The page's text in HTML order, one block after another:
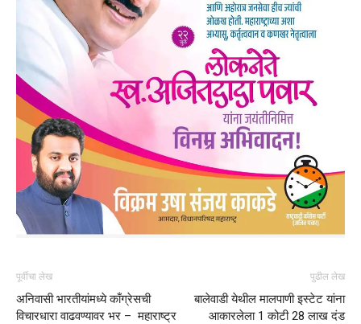
पूर्वीचा लेख
अनिवासी भारतीयांमध्ये काँग्रेसची
विचारधारा वाढवण्यावर भर – महाराष्ट्र
पुढील लेख
बालेवाडी येथील मालपाणी इस्टेट यांना
आकारलेला 1 कोटी 28 लाख दंड